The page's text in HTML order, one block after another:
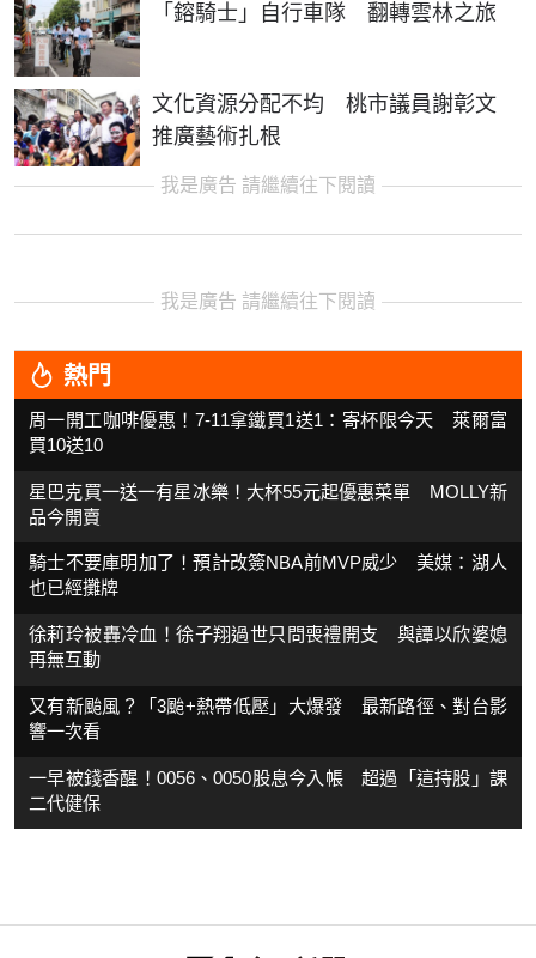
「鎔騎士」自行車隊 翻轉雲林之旅
文化資源分配不均 桃市議員謝彰文
推廣藝術扎根
我是廣告 請繼續往下閱讀
我是廣告 請繼續往下閱讀
熱門
周一開工咖啡優惠！7-11拿鐵買1送1：寄杯限今天 萊爾富
買10送10
星巴克買一送一有星冰樂！大杯55元起優惠菜單 MOLLY新
品今開賣
騎士不要庫明加了！預計改簽NBA前MVP威少 美媒：湖人
也已經攤牌
徐莉玲被轟冷血！徐子翔過世只問喪禮開支 與譚以欣婆媳
再無互動
又有新颱風？「3颱+熱帶低壓」大爆發 最新路徑、對台影
響一次看
一早被錢香醒！0056、0050股息今入帳 超過「這持股」課
二代健保